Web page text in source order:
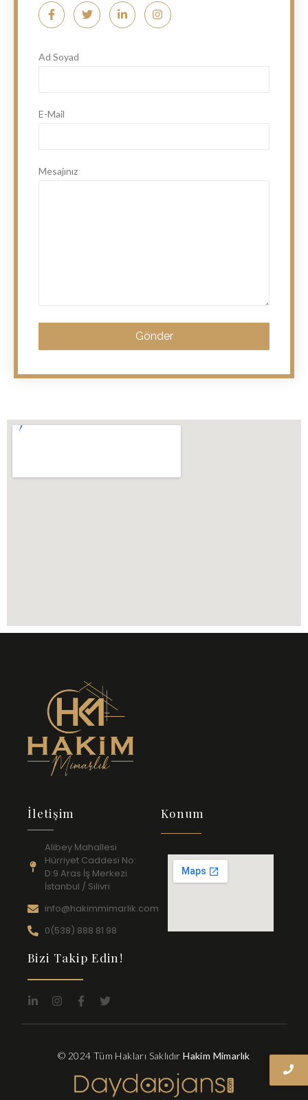
Ad Soyad
E-Mail
Mesajınız
Gönder
İletişim
Alibey Mahallesi
Hürriyet Caddesi No:
D:9 Aras İş Merkezi
⁠İstanbul / Silivri
info@hakimmimarlik.com
0(538) 888 81 98
Konum
Bizi Takip Edin!
© 2024 Tüm Hakları SaklıdırHakim Mimarlık